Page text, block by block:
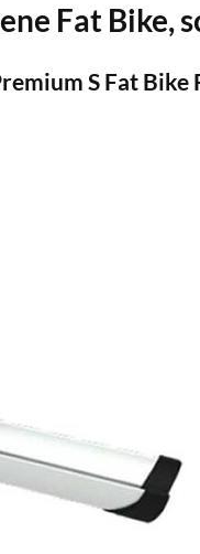
Fat Bike,
S Fat